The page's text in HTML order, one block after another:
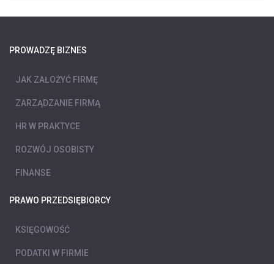
PROWADZĘ BIZNES
JAK ZAŁOŻYĆ FIRMĘ
ZARZĄDZANIE FIRMĄ
HR W PRAKTYCE
ROZWÓJ OSOBISTY
FINANSE
PRAWO PRZEDSIĘBIORCY
KSIĘGOWOŚĆ
PODATKI W FIRMIE